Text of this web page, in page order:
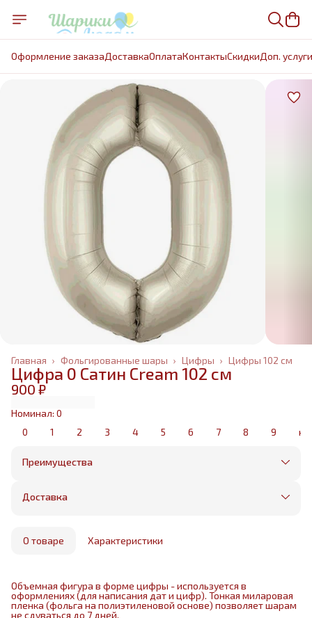
Оформление заказаДоставкаОплатаКонтактыCкидкиДоп. услуги
Цифры 102 см
Цифры ›
Фольгированные шары ›
Главная ›
Цифра 0 Сатин Cream 102 см
900 ₽
Номинал: 0
0
1 2 3 4 5 6 7 8 9
Преимущества
Оплата частями в Сплит
Бесплатная доставка в пределах КАД
маркетплейса
Доставка
О товаре Характеристики
Объемная фигура в форме цифры - используется в
оформлениях (для написания дат и цифр). Тонкая миларовая
пленка (фольга на полиэтиленовой основе) позволяет шарам
не сдуваться до 7 дней.